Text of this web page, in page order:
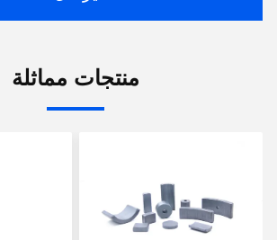
منتجات مماثلة